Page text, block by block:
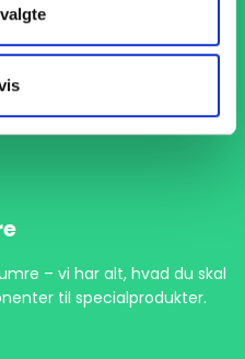
sikrer vi, at dine
Vi står klar til at levere
dit produktionsflow
– vi har alt, hvad du skal
til specialprodukter.